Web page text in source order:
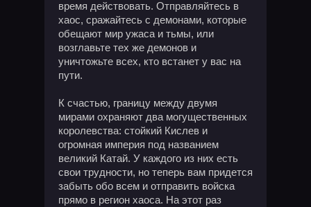
время действовать. Отправляйтесь в
хаос, сражайтесь с демонами, которые
обещают мир ужаса и тьмы, или
возглавьте тех же демонов и
уничтожьте всех, кто встанет у вас на
пути.
К счастью, границу между двумя
мирами охраняют два могущественных
королевства: стойкий Кислев и
огромная империя под названием
великий Катай. У каждого из них есть
свои трудности, но теперь вам придется
забыть обо всем и отправить войска
прямо в регион хаоса. На этот раз